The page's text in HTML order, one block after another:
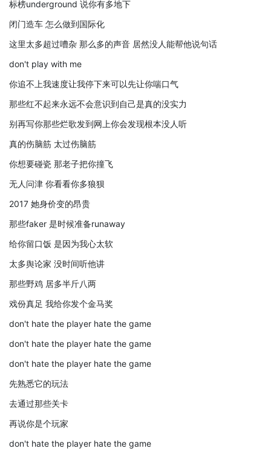
标榜underground 说你有多地下
闭门造车 怎么做到国际化
这里太多超过嘈杂 那么多的声音 居然没人能帮他说句话
don't play with me
你追不上我速度让我停下来可以先让你喘口气
那些红不起来永远不会意识到自己是真的没实力
别再写你那些烂歌发到网上你会发现根本没人听
真的伤脑筋 太过伤脑筋
你想要碰瓷 那老子把你撞飞
无人问津 你看看你多狼狈
2017 她身价变的昂贵
那些faker 是时候准备runaway
给你留口饭 是因为我心太软
太多舆论家 没时间听他讲
那些野鸡 居多半斤八两
戏份真足 我给你发个金马奖
don't hate the player hate the game
don't hate the player hate the game
don't hate the player hate the game
先熟悉它的玩法
去通过那些关卡
再说你是个玩家
don't hate the player hate the game